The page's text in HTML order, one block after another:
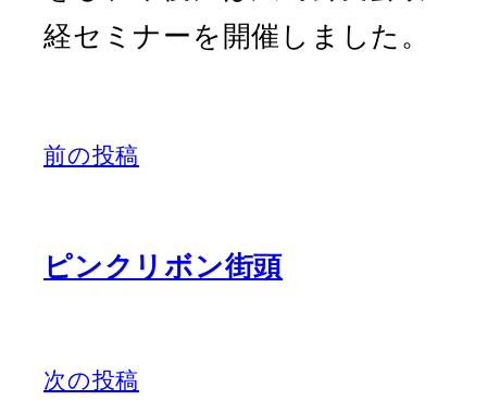
経セミナーを開催しました。
前の投稿
ピンクリボン街頭
次の投稿